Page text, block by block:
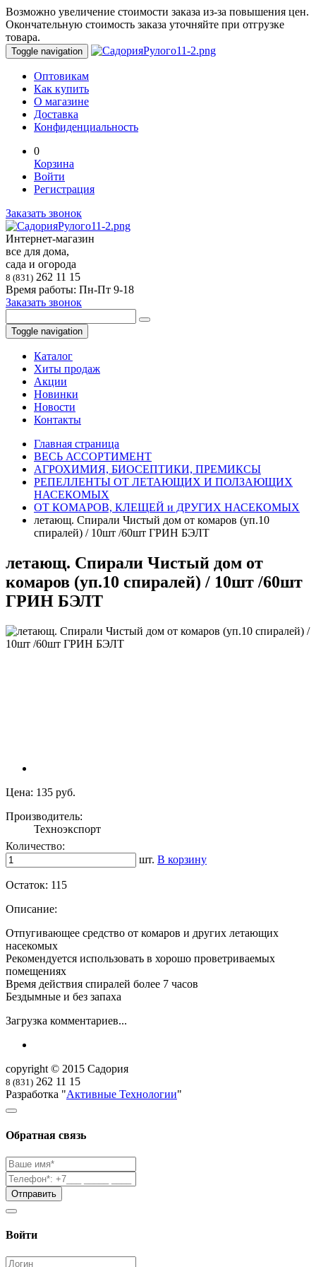
Возможно увеличение стоимости заказа из-за повышения цен.
Окончательную стоимость заказа уточняйте при отгрузке
товара.
Toggle navigation
Оптовикам
Как купить
О магазине
Доставка
Конфиденциальность
0
Корзина
Войти
Регистрация
Заказать звонок
Интернет-магазин
все для дома,
сада и огорода
8 (831) 262 11 15
Время работы: Пн-Пт 9-18
Заказать звонок
Toggle navigation
Каталог
Хиты продаж
Акции
Новинки
Новости
Контакты
Главная страница
ВЕСЬ АССОРТИМЕНТ
АГРОХИМИЯ, БИОСЕПТИКИ, ПРЕМИКСЫ
РЕПЕЛЛЕНТЫ ОТ ЛЕТАЮЩИХ И ПОЛЗАЮЩИХ
НАСЕКОМЫХ
ОТ КОМАРОВ, КЛЕЩЕЙ и ДРУГИХ НАСЕКОМЫХ
летающ. Спирали Чистый дом от комаров (уп.10
спиралей) / 10шт /60шт ГРИН БЭЛТ
летающ. Спирали Чистый дом от
комаров (уп.10 спиралей) / 10шт /60шт
ГРИН БЭЛТ
Цена: 135 руб.
Производитель:
Техноэкспорт
Количество:
шт. В корзину
Остаток: 115
Описание:
Отпугивающее средство от комаров и других летающих
насекомых
Рекомендуется использовать в хорошо проветриваемых
помещениях
Время действия спиралей более 7 часов
Бездымные и без запаха
Загрузка комментариев...
copyright © 2015 Садория
8 (831) 262 11 15
Разработка "Активные Технологии"
Обратная связь
Войти